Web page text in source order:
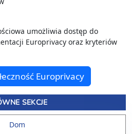
umożliwia dostęp do
Europrivacy oraz kryteriów
Europrivacy
SEKCJE
Dom